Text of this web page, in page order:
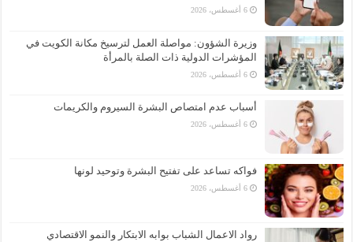
6 أغسطس، 2026
وزيرة الشؤون: مواصلة العمل لترسيخ مكانة الكويت في
المؤشرات الدولية ذات الصلة بالمرأة
6 أغسطس، 2026
أسباب عدم امتصاص البشرة السيروم والكريمات
6 أغسطس، 2026
فواكه تساعد على تفتيح البشرة وتوحيد لونها
6 أغسطس، 2026
رواد الاعمال الشباب بوابه الابتكار والنمو الاقتصادي